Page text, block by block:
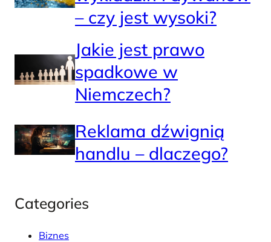
– czy jest wysoki?
Jakie jest prawo
spadkowe w
Niemczech?
Reklama dźwignią
handlu – dlaczego?
Categories
Biznes